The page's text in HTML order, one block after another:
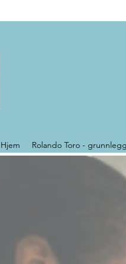
Hjem Rolando Toro -